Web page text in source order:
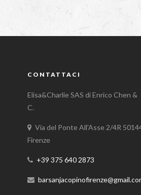
CONTATTACI
Elisa&Charlie SAS di Enrico Chen &
C.
Via del Ponte All'Asse 2/4R
Firenze
+39 375 640 2873